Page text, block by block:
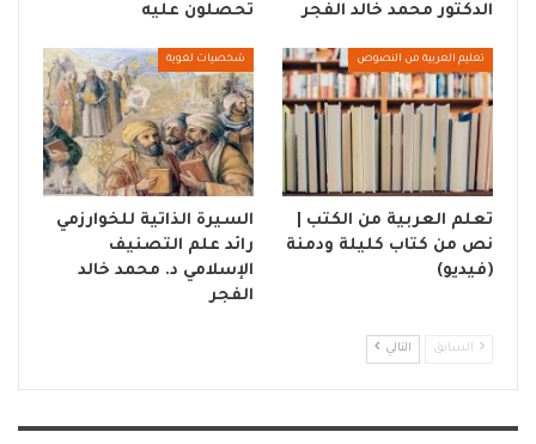
الدكتور محمد خالد الفجر
تحصلون عليه
تعليم العربية من النصوص
تعلم العربية من الكتب |
نص من كتاب كليلة ودمنة
(فيديو)
شخصيات لغوية
السيرة الذاتية للخوارزمي
رائد علم التصنيف
الإسلامي د. محمد خالد
الفجر
السابق التالي